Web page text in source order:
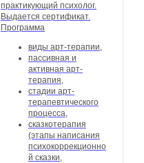
практикующий психолог.
Выдается сертификат.
Программа
виды арт-терапии,
пассивная и
активная арт-
терапия,
стадии арт-
терапевтического
процесса,
сказкотерапия
(этапы написания
психокоррекционно
й сказки,